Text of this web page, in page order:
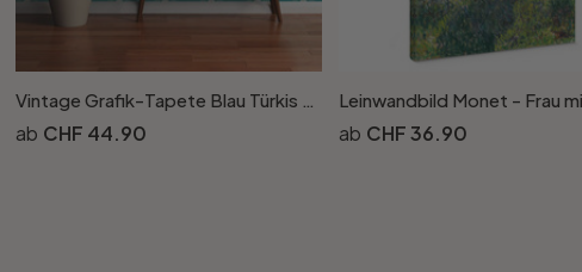
Vintage Grafik-Tapete Blau Türkis - Vliestapete im Retro-Look - Mustertapete
CHF 44.90 CHF 36.90